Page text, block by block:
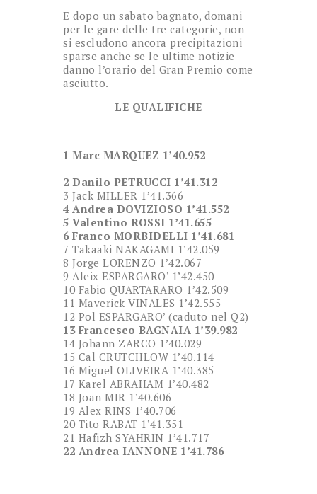
E dopo un sabato bagnato, domani
per le gare delle tre categorie, non
si escludono ancora precipitazioni
sparse anche se le ultime notizie
danno l’orario del Gran Premio come
asciutto.
LE QUALIFICHE
1 Marc MARQUEZ 1’40.952
2 Danilo PETRUCCI 1’41.312
3 Jack MILLER 1’41.366
4 Andrea DOVIZIOSO 1’41.552
5 Valentino ROSSI 1’41.655
6 Franco MORBIDELLI 1’41.681
7 Takaaki NAKAGAMI 1’42.059
8 Jorge LORENZO 1’42.067
9 Aleix ESPARGARO’ 1’42.450
10 Fabio QUARTARARO 1’42.509
11 Maverick VINALES 1’42.555
12 Pol ESPARGARO’ (caduto nel Q2)
13 Francesco BAGNAIA 1’39.982
14 Johann ZARCO 1’40.029
15 Cal CRUTCHLOW 1’40.114
16 Miguel OLIVEIRA 1’40.385
17 Karel ABRAHAM 1’40.482
18 Joan MIR 1’40.606
19 Alex RINS 1’40.706
20 Tito RABAT 1’41.351
21 Hafizh SYAHRIN 1’41.717
22 Andrea IANNONE 1’41.786